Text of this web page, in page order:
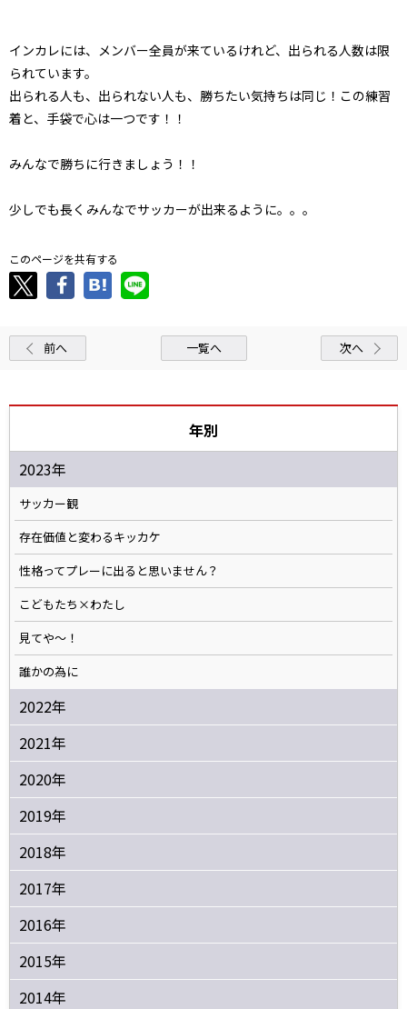
インカレには、メンバー全員が来ているけれど、出られる人数は限
られています。
出られる人も、出られない人も、勝ちたい気持ちは同じ！この練習
着と、手袋で心は一つです！！
みんなで勝ちに行きましょう！！
少しでも長くみんなでサッカーが出来るように。。。
このページを共有する
前へ 一覧へ 次へ
年別
2023年
サッカー観
存在価値と変わるキッカケ
性格ってプレーに出ると思いません？
こどもたち×わたし
見てや～！
誰かの為に
2022年
2021年
2020年
2019年
2018年
2017年
2016年
2015年
2014年